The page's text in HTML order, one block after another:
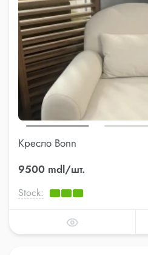
Кресло Bonn
9500 mdl/шт.
Stock: